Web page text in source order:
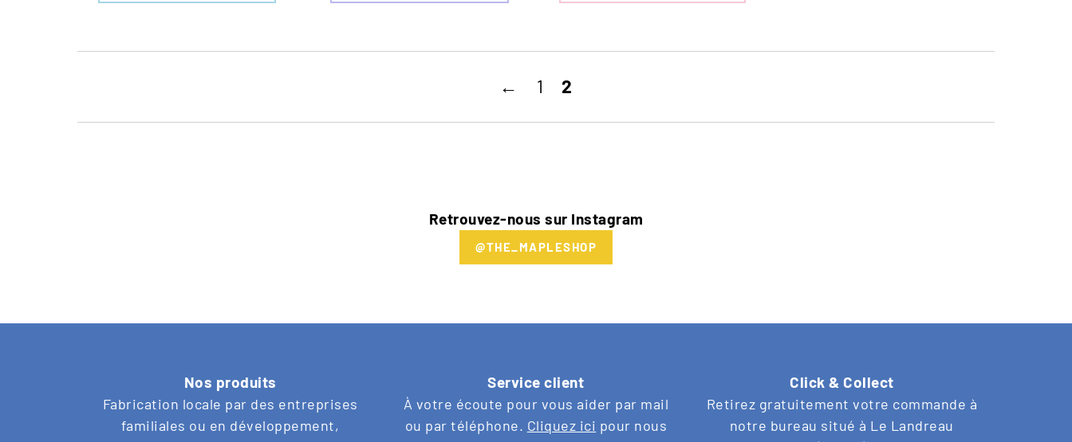
← 1 2
Retrouvez-nous sur Instagram
@THE_MAPLESHOP
Nos produits
Fabrication locale par des entreprises
familiales ou en développement,
Service client
À votre écoute pour vous aider par mail
ou par téléphone. Cliquez ici pour nous
Click & Collect
Retirez gratuitement votre commande à
notre bureau situé à Le Landreau